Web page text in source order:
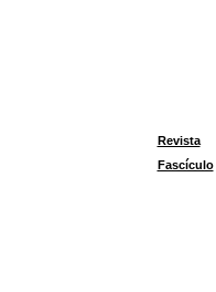
Revista
Fascículo